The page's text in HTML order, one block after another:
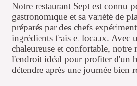
Notre restaurant Sept est connu
gastronomique et sa variété de
préparés par des chefs
ingrédients frais et locaux. Avec
chaleureuse et confortable, notre
l'endroit idéal pour profiter d'un
détendre après une journée bien